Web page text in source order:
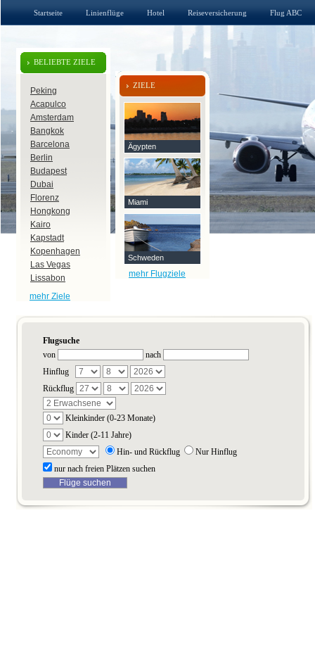
Startseite Linienflüge Hotel Reiseversicherung Flug ABC
BELIEBTE ZIELE
Peking
Acapulco
Amsterdam
Bangkok
Barcelona
Berlin
Budapest
Dubai
Florenz
Hongkong
Kairo
Kapstadt
Kopenhagen
Las Vegas
Lissabon
mehr Ziele
ZIELE
Ägypten
Miami
Schweden
mehr Flugziele
Flugsuche
von
nach
Hinflug
Rückflug
Kleinkinder (0-23 Monate)
Kinder (2-11 Jahre)
Hin- und Rückflug
Nur Hinflug
nur nach freien Plätzen suchen